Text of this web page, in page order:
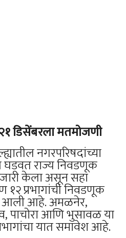
डिसेंबरला मतमोजणी
नगरपरिषदांच्या
राज्य निवडणूक
केला असून सहा
प्रभागांची निवडणूक
आली आहे. अमळनेर,
पाचोरा आणि भुसावळ या
यात समावेश आहे.